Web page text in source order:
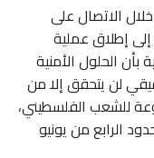
الاتصال على
إلى إطلاق عملية
الحلول الأمنية
لن يتحقق إلا من
للشعب الفلسطيني،
الرابع من يونيو